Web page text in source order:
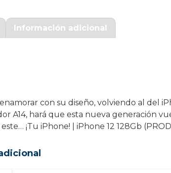
Información adicional
con su diseño, volviendo al del
A14, hará que esta nueva generación
¡Tu iPhone! | iPhone 12 128Gb